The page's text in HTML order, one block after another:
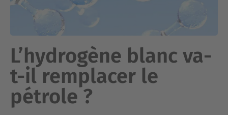
L’hydrogène blanc va-
t-il remplacer le
pétrole ?